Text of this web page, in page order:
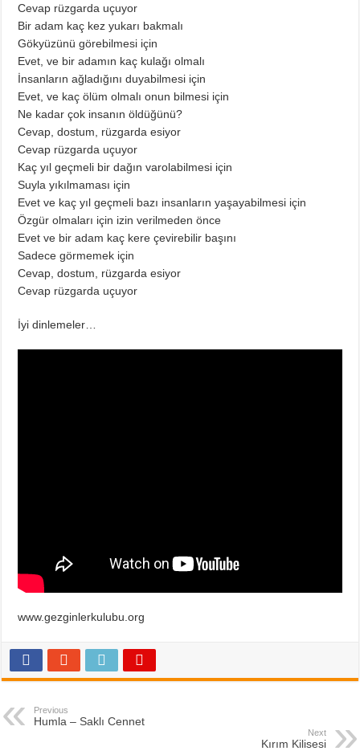
Cevap rüzgarda uçuyor
Bir adam kaç kez yukarı bakmalı
Gökyüzünü görebilmesi için
Evet, ve bir adamın kaç kulağı olmalı
İnsanların ağladığını duyabilmesi için
Evet, ve kaç ölüm olmalı onun bilmesi için
Ne kadar çok insanın öldüğünü?
Cevap, dostum, rüzgarda esiyor
Cevap rüzgarda uçuyor
Kaç yıl geçmeli bir dağın varolabilmesi için
Suyla yıkılmaması için
Evet ve kaç yıl geçmeli bazı insanların yaşayabilmesi için
Özgür olmaları için izin verilmeden önce
Evet ve bir adam kaç kere çevirebilir başını
Sadece görmemek için
Cevap, dostum, rüzgarda esiyor
Cevap rüzgarda uçuyor
İyi dinlemeler…
www.gezginlerkulubu.org
Previous
Humla – Saklı Cennet
Next
Kırım Kilisesi